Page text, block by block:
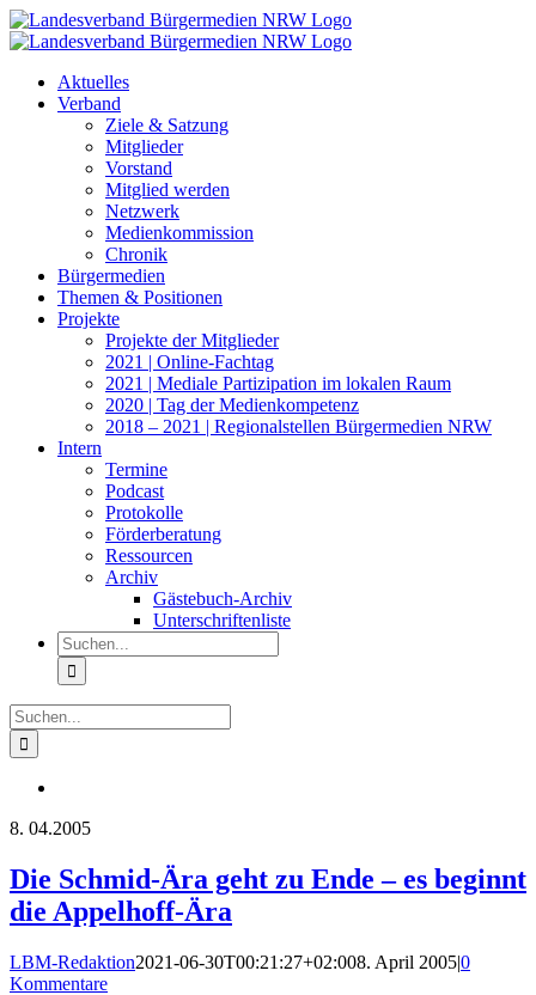
Zum
Inhalt
Aktuelles
Verband
Ziele & Satzung
Mitglieder
Vorstand
Mitglied werden
Netzwerk
Medienkommission
Chronik
Bürgermedien
Themen & Positionen
Projekte
Projekte der Mitglieder
2021 | Online-Fachtag
2021 | Mediale Partizipation im lokalen Raum
2020 | Tag der Medienkompetenz
2018 – 2021 | Regionalstellen Bürgermedien NRW
Intern
Termine
Podcast
Protokolle
Förderberatung
Ressourcen
Archiv
Gästebuch-Archiv
Unterschriftenliste
Suche
nach:
Suche
nach:
8. 04.2005
Die Schmid-Ära geht zu Ende – es beginnt
die Appelhoff-Ära
LBM-Redaktion2021-06-30T00:21:27+02:008. April 2005|0
Kommentare